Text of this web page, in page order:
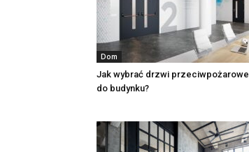
Dom
Jak wybrać drzwi przeciwpożarowe
do budynku?